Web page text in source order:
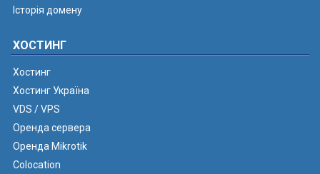
Історія домену
ХОСТИНГ
Хостинг
Хостинг Україна
VDS / VPS
Оренда сервера
Оренда Mikrotik
Colocation